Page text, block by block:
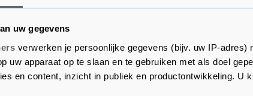
uw gegevens
verwerken je persoonlijke gegevens (bijv. uw IP-adres)
uw apparaat op te slaan en te gebruiken met als doel
en content, inzicht in publiek en productontwikkeling. U